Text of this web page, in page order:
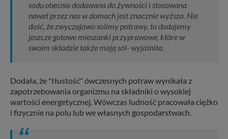
sodu obecnie dodawana do żywności i stosowana
nawet przez nas w domach jest znacznie wyższa. Nie
dość, że zwyczajowo solimy potrawy, to dodajemy
jeszcze gotowe mieszanki przyprawowe, które w
swoim składzie także mają sól- wyjaśniła.
Dodała, że "tłustość" ówczesnych potraw wynikała z
zapotrzebowania organizmu na składniki o wysokiej
wartości energetycznej. Wówczas ludność pracowała ciężko
i fizycznie na polu lub we własnych gospodarstwach.